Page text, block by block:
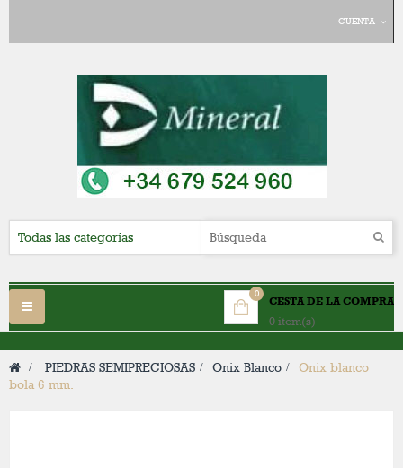
CUENTA
CESTA DE LA COMPRA
0 item(s)
0
Navegación
Toggle
> PIEDRAS SEMIPRECIOSAS > Onix Blanco > Onix blanco
bola 6 mm.